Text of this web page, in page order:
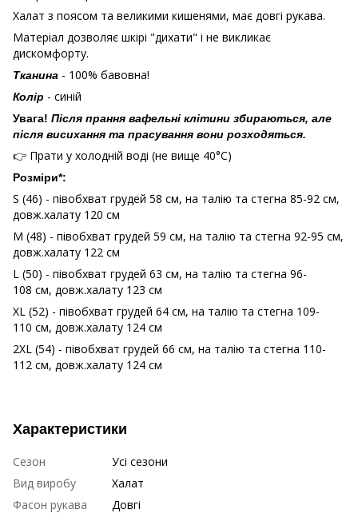
Халат з поясом та великими кишенями, має довгі рукава.
Матеріал дозволяє шкірі "дихати" і не викликає
дискомфорту.
Тканина - 100% бавовна!
Колір - синій
Увага! Після прання вафельні клітини збираються, але
після висихання та прасування вони розходяться.
👉 Прати у холодній воді (не вище 40°С)
Розміри*:
S (46) - півобхват грудей 58 см, на талію та стегна 85-92 см,
довж.халату 120 см
M (48) - півобхват грудей 59 см, на талію та стегна 92-95 см,
довж.халату 122 см
L (50) - півобхват грудей 63 см, на талію та стегна 96-
108 см, довж.халату 123 см
XL (52) - півобхват грудей 64 см, на талію та стегна 109-
110 см, довж.халату 124 см
2XL (54) - півобхват грудей 66 см, на талію та стегна 110-
112 см, довж.халату 124 см
Характеристики
Сезон
Усі сезони
Вид виробу
Халат
Фасон рукава
Довгі